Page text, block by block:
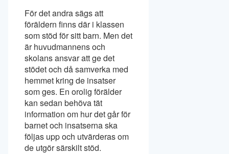
För det andra sägs att
föräldern finns där i klassen
som stöd för sitt barn. Men det
är huvudmannens och
skolans ansvar att ge det
stödet och då samverka med
hemmet kring de insatser
som ges. En orolig förälder
kan sedan behöva tät
information om hur det går för
barnet och insatserna ska
följas upp och utvärderas om
de utgör särskilt stöd.